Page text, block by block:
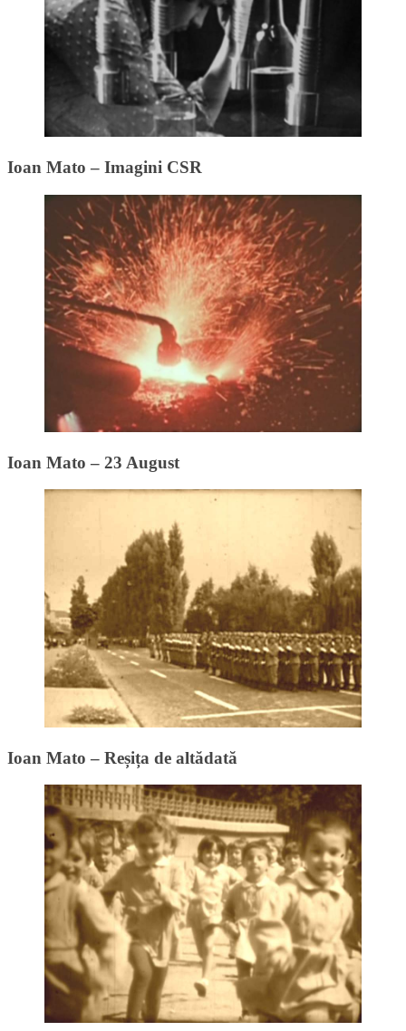
Ioan Mato – Imagini CSR
Ioan Mato – 23 August
Ioan Mato – Reșița de altădată